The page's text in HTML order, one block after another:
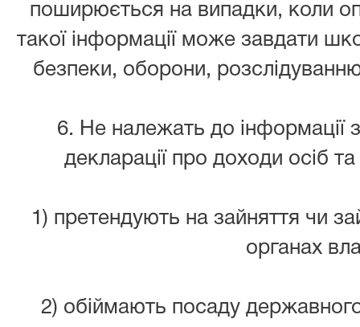
поширюється на випадки, коли
такої інформації може завдати
безпеки, оборони,
6. Не належать до
декларації про доходи осіб та
1) претендують на зайняття чи
органах
2) обіймають посаду